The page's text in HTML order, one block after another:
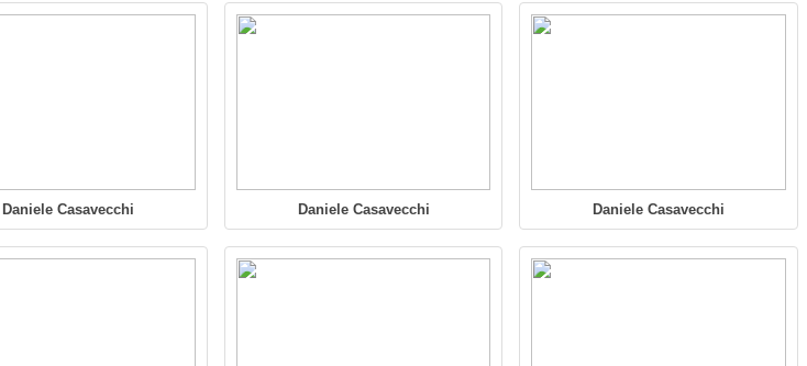
Daniele Casavecchi Daniele Casavecchi Daniele Casavecchi